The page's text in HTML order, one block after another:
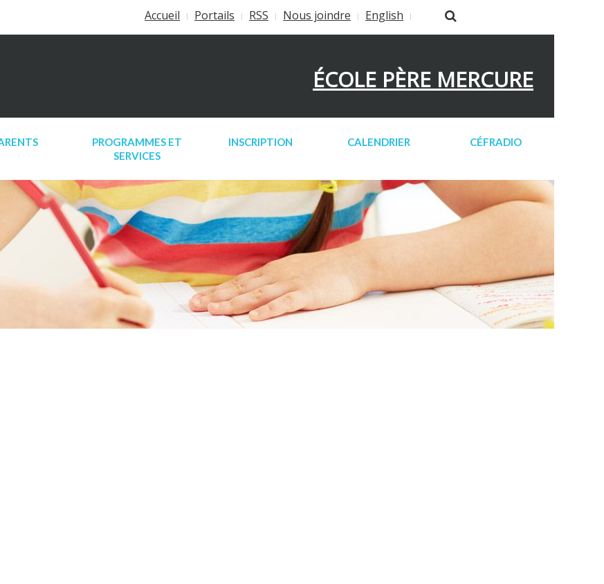
Accueil Portails RSS Nous joindre English
ÉCOLE PÈRE MERCURE
PROGRAMMES ET
SERVICES
INSCRIPTION CALENDRIER CÉFRADIO